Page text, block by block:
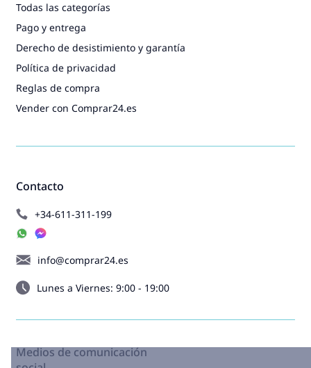
Contacto
+34-611-311-199
info@comprar24.es
Lunes a Viernes: 9:00 - 19:00
Todas las categorías
Pago y entrega
Derecho de desistimiento y garantía
Política de privacidad
Reglas de compra
Vender con Comprar24.es
Medios de comunicación